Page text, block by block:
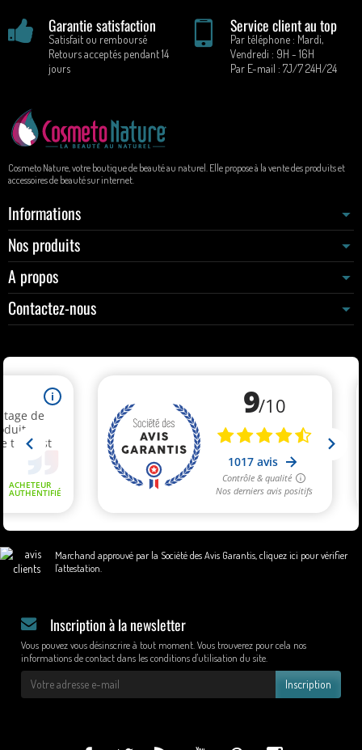
Garantie satisfaction
Satisfait ou remboursé
Retours acceptés pendant 14
jours
Service client au top
Par téléphone : Mardi,
Vendredi : 9H - 16H
Par E-mail : 7J/7 24H/24
Cosmeto Nature, votre boutique de beauté au naturel. Elle propose à la vente des produits et
accessoires de beauté sur internet.
Informations
Nos produits
A propos
Contactez-nous
Marchand approuvé par la Société des Avis Garantis, cliquez ici pour vérifier
l'attestation
Inscription à la newsletter
Vous pouvez vous désinscrire à tout moment. Vous trouverez pour cela nos
informations de contact dans les conditions d'utilisation du site.
Inscription